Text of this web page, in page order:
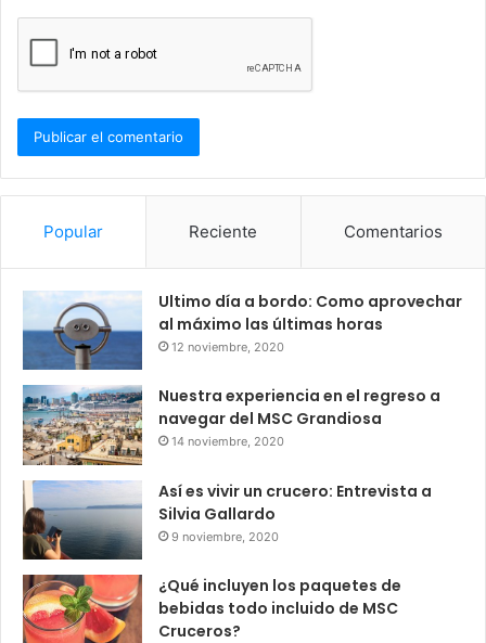
Popular Reciente Comentarios
Ultimo día a bordo: Como aprovechar
al máximo las últimas horas
12 noviembre, 2020
Nuestra experiencia en el regreso a
navegar del MSC Grandiosa
14 noviembre, 2020
Así es vivir un crucero: Entrevista a
Silvia Gallardo
9 noviembre, 2020
¿Qué incluyen los paquetes de
bebidas todo incluido de MSC
Cruceros?